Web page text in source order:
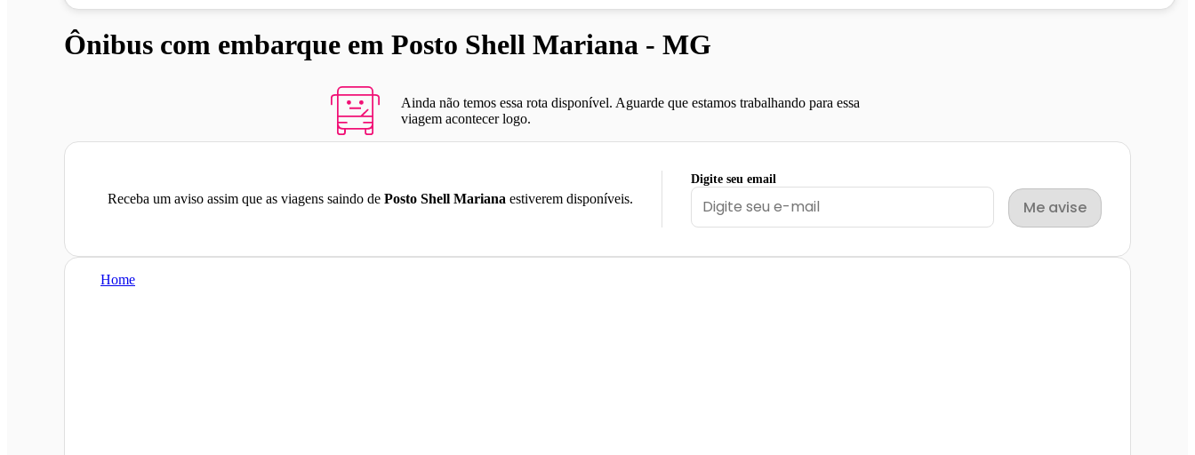
Ônibus com embarque em Posto Shell Mariana - MG
Ainda não temos essa rota disponível. Aguarde que estamos trabalhando para essa
viagem acontecer logo.
Receba um aviso assim que as viagens saindo de Posto Shell Mariana estiverem disponíveis.
Digite seu email
Me avise
Home